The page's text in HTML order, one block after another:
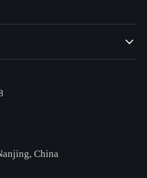

China